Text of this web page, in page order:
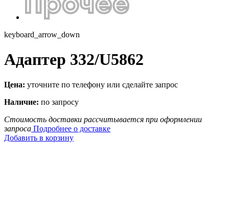
keyboard_arrow_down
Адаптер 332/U5862
Цена: уточните по телефону или сделайте запрос
Наличие: по запросу
Стоимость доставки рассчитывается при оформлении
запроса Подробнее о доставке
Добавить в корзину